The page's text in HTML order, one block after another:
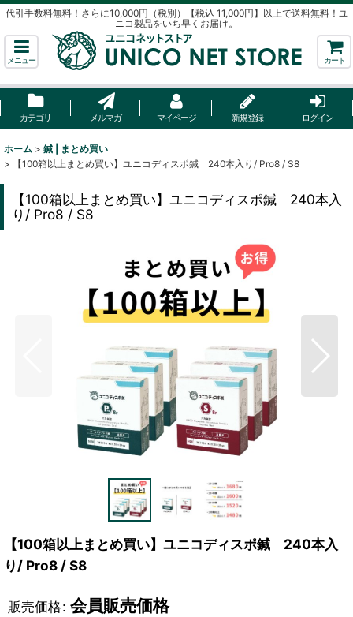
代引手数料無料！さらに10,000円（税別）【税込 11,000円】以上で送料無料！ユ
ニコ製品をいち早くお届け。
メニュー カート
カテゴリ メルマガ マイページ 新規登録 ログイン
ホーム > 鍼 | まとめ買い
>
【100箱以上まとめ買い】ユニコディスポ鍼 240本入り/ Pro8 / S8
【100箱以上まとめ買い】ユニコディスポ鍼 240本入
り/ Pro8 / S8
【100箱以上まとめ買い】ユニコディスポ鍼 240本入
り/ Pro8 / S8
販売価格: 会員販売価格